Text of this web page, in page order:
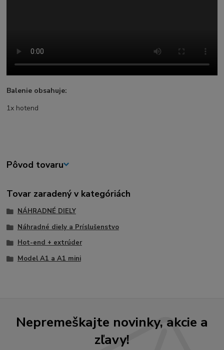
Balenie obsahuje:
1x hotend
Pôvod tovaru
Tovar zaradený v kategóriách
NÁHRADNÉ DIELY
Náhradné diely a Príslušenstvo
Hot-end + extrúder
Model A1 a A1 mini
Nepremeškajte novinky, akcie a
zľavy!